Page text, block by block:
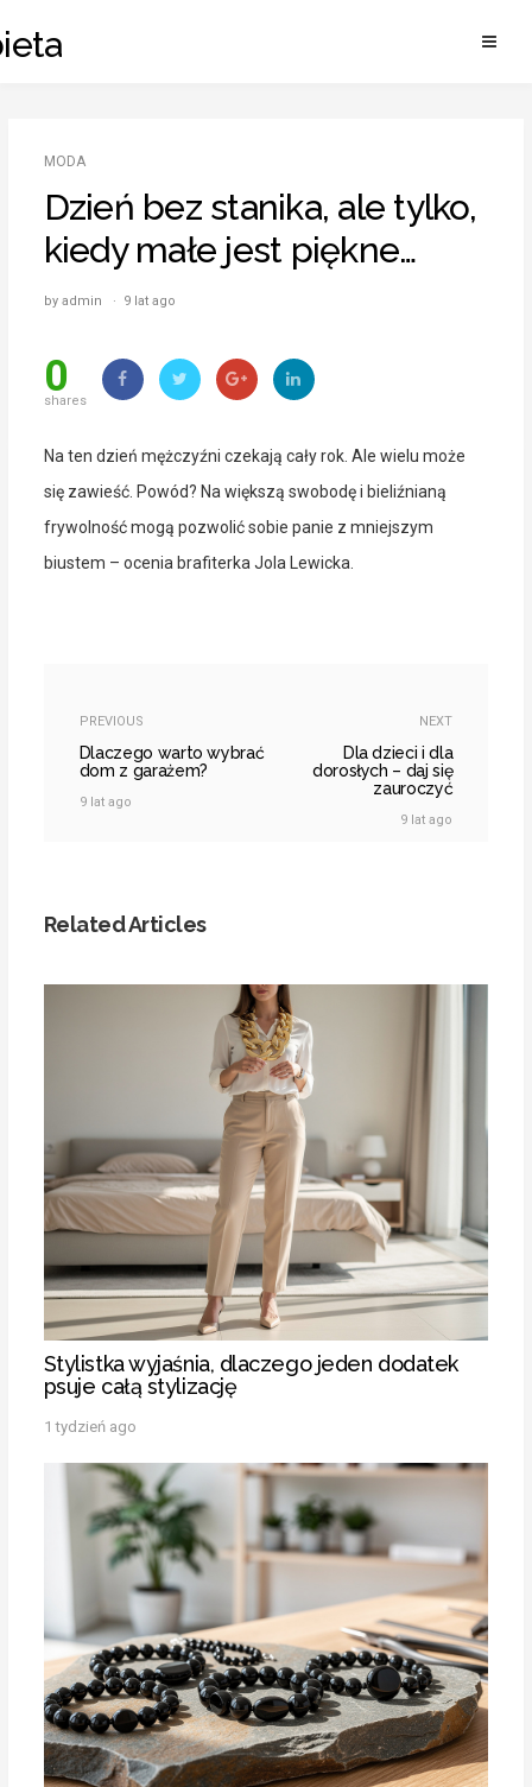
to
MODA
Dzień bez stanika, ale tylko,
kiedy małe jest piękne…
by admin · 9 lat ago
0
shares
Na ten dzień mężczyźni czekają cały rok. Ale wielu może
się zawieść. Powód? Na większą swobodę i bieliźnianą
frywolność mogą pozwolić sobie panie z mniejszym
biustem – ocenia brafiterka Jola Lewicka.
PREVIOUS
Dlaczego warto wybrać
dom z garażem?
9 lat ago
NEXT
Dla dzieci i dla
dorosłych – daj się
zauroczyć
9 lat ago
Related Articles
Stylistka wyjaśnia, dlaczego jeden dodatek
psuje całą stylizację
1 tydzień ago